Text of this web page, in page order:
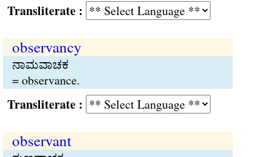
:
observancy
ನಾಮವಾಚಕ
= observance.
:
observant